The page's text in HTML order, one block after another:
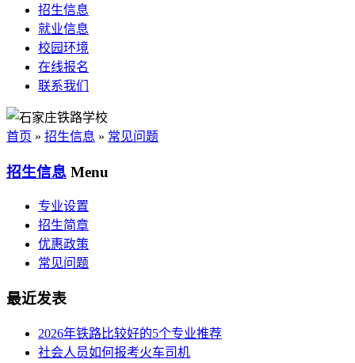
招生信息
就业信息
校园环境
在线报名
联系我们
首页 » 招生信息 » 常见问题
招生信息 Menu
专业设置
招生简章
优惠政策
常见问题
最近发表
2026年铁路比较好的5个专业推荐
社会人员如何报考火车司机